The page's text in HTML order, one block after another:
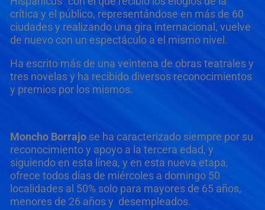
crítica y el público, representándose en más de 60
ciudades y realizando una gira internacional, vuelve
de nuevo con un espectáculo a el mismo nivel.
Ha escrito más de una veintena de obras teatrales y
tres novelas y ha recibido diversos reconocimientos
y premios por los mismos.
Moncho Borrajose ha caracterizado siempre por su
reconocimiento y apoyo a la tercera edad, y
siguiendo en esta línea, y en esta nueva etapa,
ofrece todos días de miércoles a domingo 50
localidades al 50% solo para mayores de 65 años,
menores de 26 años y desempleados.